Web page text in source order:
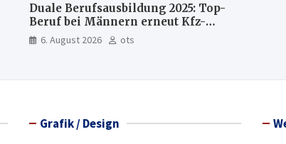
Duale Berufsausbildung 2025: Top-
Beruf bei Männern erneut Kfz-
Mechatroniker, bei Frauen
medizinische Fachangestellte
6. August 2026 ots
Grafik / Design